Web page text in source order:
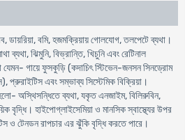
ডায়রিয়া, বমি, হজমক্রিয়ায় গোলযোগ, তলপেটে ব্যথা।
ব্যথা, ঝিমুনি, বিভ্রান্তি, খিচুনি এবং রেটিনাল
যেমন- গায়ে ফুসকুড়ি (কদাচিৎ স্টিভেন-জনসন সিনড্রোম
প্রুরাইটিস এবং সম্ভাব্য সিস্টেমিক বিক্রিয়া।
অস্থিসন্ধিতে ব্যথা, যকৃত এনজাইম, বিলিরুবিন,
বৃদ্ধি। হাইপোগ্লাইসেমিয়া ও মানসিক স্বাস্থ্যের উপর
ও টেনডন রাপচার এর ঝুঁকি বৃদ্ধি করতে পারে।